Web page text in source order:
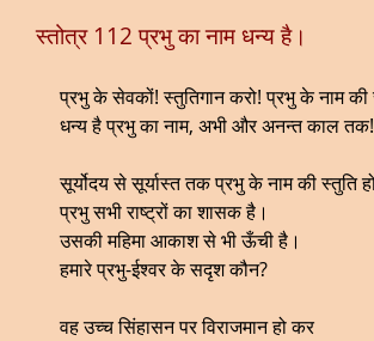
स्तोत्र 112 प्रभु का नाम धन्य है।
प्रभु के सेवकों! स्तुतिगान करो! प्रभु के नाम की
धन्य है प्रभु का नाम, अभी और अनन्त काल तक!
सूर्योदय से सूर्यास्त तक प्रभु के नाम की स्तुति
प्रभु सभी राष्ट्रों का शासक है।
उसकी महिमा आकाश से भी ऊँची है।
हमारे प्रभु-ईश्वर के सदृश कौन?
वह उच्च सिंहासन पर विराजमान हो कर